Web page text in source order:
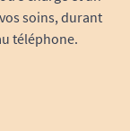
soins, durant
téléphone.